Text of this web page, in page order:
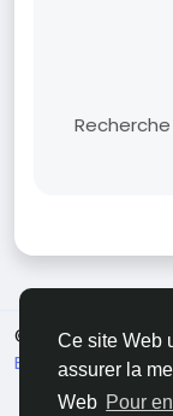
Ce site Web
assurer la
Web Pour
© 2026 All Crowdz
Environ
Contactez nous